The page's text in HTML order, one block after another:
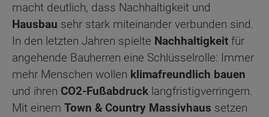
macht deutlich, dass Nachhaltigkeit und
Hausbau sehr stark miteinander verbunden sind.
In den letzten Jahren spielte Nachhaltigkeit für
angehende Bauherren eine Schlüsselrolle: Immer
mehr Menschen wollen klimafreundlich bauen
und ihren CO2-Fußabdruck langfristigverringern.
Mit einem Town & Country Massivhaus setzen